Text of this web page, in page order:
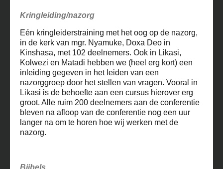
Kringleiding/nazorg
Eén kringleiderstraining met het oog op de nazorg,
in de kerk van mgr. Nyamuke, Doxa Deo in
Kinshasa, met 102 deelnemers. Ook in Likasi,
Kolwezi en Matadi hebben we (heel erg kort) een
inleiding gegeven in het leiden van een
nazorggroep door het stellen van vragen. Vooral in
Likasi is de behoefte aan een cursus hierover erg
groot. Alle ruim 200 deelnemers aan de conferentie
bleven na afloop van de conferentie nog een uur
langer na om te horen hoe wij werken met de
nazorg.
Bijbels